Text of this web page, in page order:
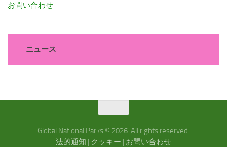
お問い合わせ
ニュース
Global National Parks © 2026. All rights reserved.
法的通知 | クッキー | お問い合わせ